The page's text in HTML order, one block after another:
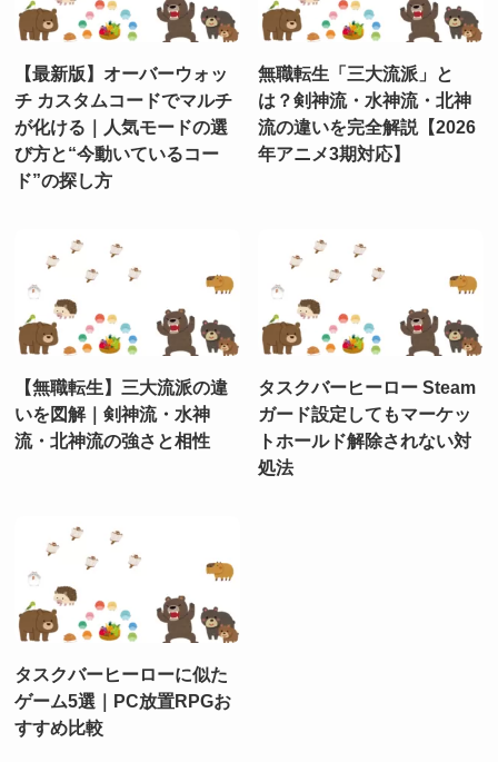
【最新版】オーバーウォッ
チ カスタムコードでマルチ
が化ける｜人気モードの選
び方と“今動いているコー
ド”の探し方
無職転生「三大流派」と
は？剣神流・水神流・北神
流の違いを完全解説【2026
年アニメ3期対応】
【無職転生】三大流派の違
いを図解｜剣神流・水神
流・北神流の強さと相性
タスクバーヒーロー Steam
ガード設定してもマーケッ
トホールド解除されない対
処法
タスクバーヒーローに似た
ゲーム5選｜PC放置RPGお
すすめ比較